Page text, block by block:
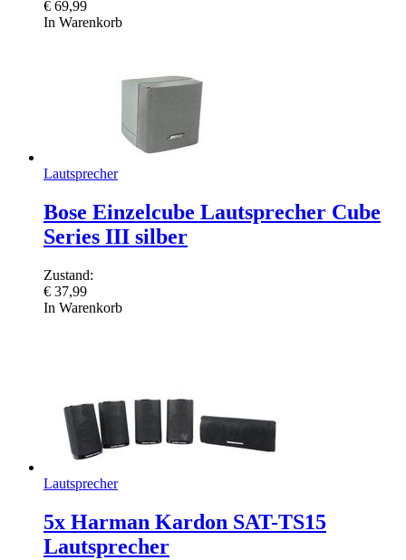
€ 69,99
In Warenkorb
Lautsprecher
Bose Einzelcube Lautsprecher Cube
Series III silber
Zustand:
€ 37,99
In Warenkorb
Lautsprecher
5x Harman Kardon SAT-TS15
Lautsprecher